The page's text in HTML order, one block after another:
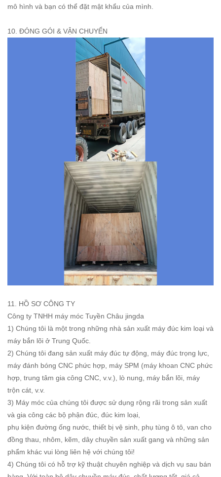
mô hình và bạn có thể đặt mật khẩu của mình.
10. ĐÓNG GÓI & VẬN CHUYỂN
11. HỒ SƠ CÔNG TY
Công ty TNHH máy móc Tuyền Châu jingda
1) Chúng tôi là một trong những nhà sản xuất máy đúc kim loại và
máy bắn lõi ở Trung Quốc.
2) Chúng tôi đang sản xuất máy đúc tự động, máy đúc trọng lực,
máy đánh bóng CNC phức hợp, máy SPM (máy khoan CNC phức
hợp, trung tâm gia công CNC, v.v.), lò nung, máy bắn lõi, máy
trộn cát, v.v.
3) Máy móc của chúng tôi được sử dụng rộng rãi trong sản xuất
và gia công các bộ phận đúc, đúc kim loại,
phụ kiện đường ống nước, thiết bị vệ sinh, phụ tùng ô tô, van cho
đồng thau, nhôm, kẽm, dây chuyền sản xuất gang và những sản
phẩm khác vui lòng liên hệ với chúng tôi!
4) Chúng tôi có hỗ trợ kỹ thuật chuyên nghiệp và dịch vụ sau bán